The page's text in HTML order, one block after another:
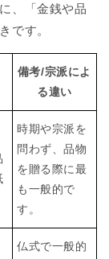
、「金銭や品
です。
備考/宗派によ
る違い
時期や宗派を
問わず、品物
を贈る際に最
も一般的で
す。
仏式で一般的